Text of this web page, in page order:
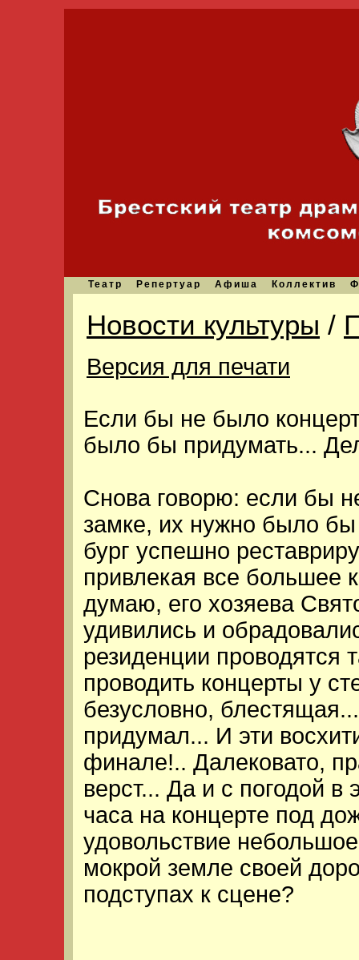
Театр Репертуар Афиша Коллектив
Новости культуры /
Версия для печати
Если бы не было
было бы придумать...
Снова говорю: если бы
замке, их нужно было
бург успешно
привлекая все большее
думаю, его хозяева
удивились и
резиденции проводятся
проводить концерты у
безусловно,
придумал... И эти
финале!.. Далековато,
верст... Да и с погодой в
часа на концерте под
удовольствие
мокрой земле своей
подступах к сцене?